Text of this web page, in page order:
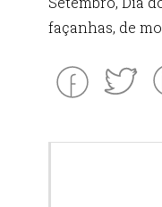
façanhas, de